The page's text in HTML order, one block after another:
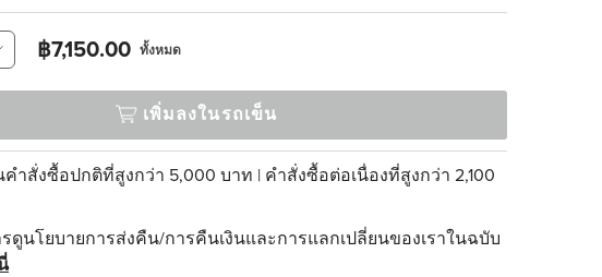
฿7,150.00 ทั้งหมด
เพิ่มลงในรถเข็น
คำสั่งซื้อปกติที่สูงกว่า 5,000 บาท | คำสั่งซื้อต่อเนื่องที่สูงกว่า 2,100
ดูนโยบายการส่งคืน/การคืนเงินและการแลกเปลี่ยนของเราในฉบับ